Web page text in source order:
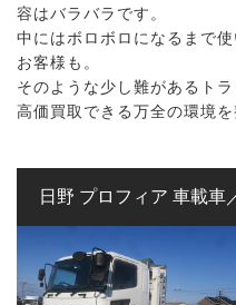
容はバラバラです。
中にはボロボロになるまで
お客様も。
そのような少し難があるト
高価買取できる万全の環境を
日野 プロフィア 車載車